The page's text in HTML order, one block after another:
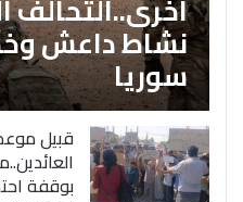
نشاط داعش
سوريا
قبيل
بوقفة